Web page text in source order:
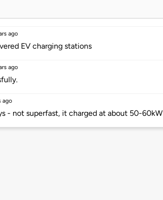
ago
EV charging stations
ago
ago
- not superfast, it charged at about 50-60kW